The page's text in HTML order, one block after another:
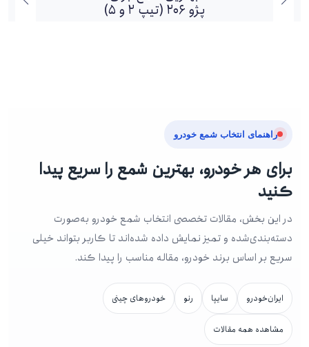
پژو 206 (تیپ 2 و 5)
راهنمای انتخاب شمع خودرو
برای هر خودرو، بهترین شمع را سریع پیدا
کنید
در این بخش، مقالات تخصصی انتخاب شمع خودرو به‌صورت
دسته‌بندی‌شده و تمیز نمایش داده شده‌اند تا کاربر بتواند خیلی
سریع بر اساس برند خودرو، مقاله مناسب را پیدا کند.
ایران‌خودرو سایپا رنو خودروهای چینی
مشاهده همه مقالات